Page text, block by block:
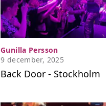
Back Door - Stockholm
Gunilla Persson
9 december, 2025